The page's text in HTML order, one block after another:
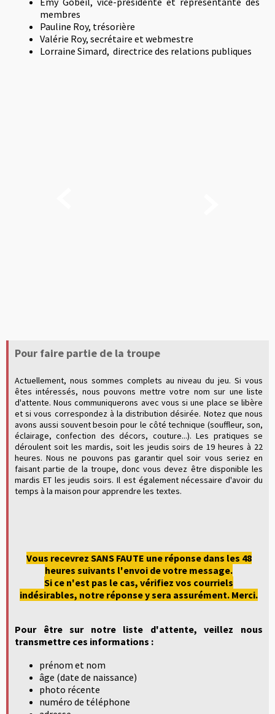
membres
Pauline Roy, trésorière
Valérie Roy, secrétaire et webmestre
Lorraine Simard, directrice des relations publiques
Pour faire partie de la troupe
Actuellement, nous sommes complets au niveau du jeu. Si vous
êtes intéressés, nous pouvons mettre votre nom sur une liste
d'attente. Nous communiquerons avec vous si une place se libère
et si vous correspondez à la distribution désirée. Notez que nous
avons aussi souvent besoin pour le côté technique (souffleur, son,
éclairage, confection des décors, couture...). Les pratiques se
déroulent soit les mardis, soit les jeudis soirs de 19 heures à 22
heures. Nous ne pouvons pas garantir quel soir vous seriez en
faisant partie de la troupe, donc vous devez être disponible les
mardis ET les jeudis soirs. Il est également nécessaire d'avoir du
temps à la maison pour apprendre les textes.
Vous recevrez SANS FAUTE une réponse dans les 48
heures suivants l'envoi de votre message.
Si ce n'est pas le cas, vérifiez vos courriels
indésirables, notre réponse y sera assurément. Merci.
Pour être sur notre liste d'attente, veillez nous
transmettre ces informations :
prénom et nom
âge (date de naissance)
photo récente
numéro de téléphone